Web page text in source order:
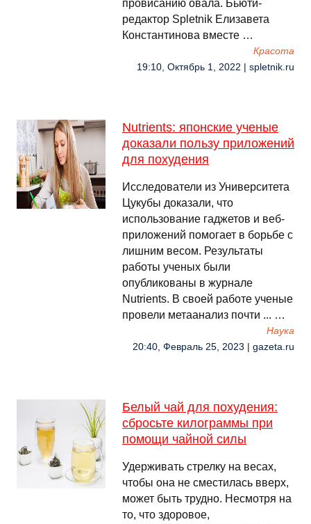
провисанию овала. Бьюти-
редактор Spletnik Елизавета
Константинова вместе …
Красота
19:10, Октябрь 1, 2022 | spletnik.ru
Nutrients: японские ученые
доказали пользу приложений
для похудения
Исследователи из Университета
Цукубы доказали, что
использование гаджетов и веб-
приложений помогает в борьбе с
лишним весом. Результаты
работы ученых были
опубликованы в журнале
Nutrients. В своей работе ученые
провели метаанализ почти ... …
Наука
20:40, Февраль 25, 2023 | gazeta.ru
Белый чай для похудения:
сбросьте килограммы при
помощи чайной силы
Удерживать стрелку на весах,
чтобы она не сместилась вверх,
может быть трудно. Несмотря на
то, что здоровое,